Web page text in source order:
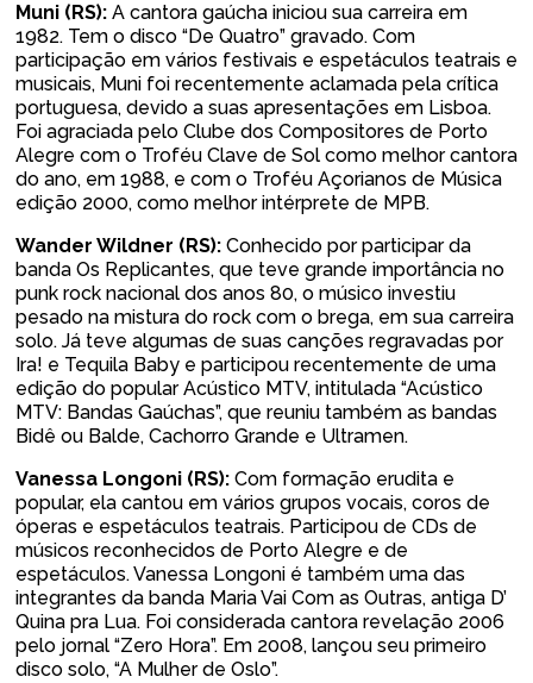
Muni (RS): A cantora gaúcha iniciou sua carreira em
1982. Tem o disco “De Quatro” gravado. Com
participação em vários festivais e espetáculos teatrais e
musicais, Muni foi recentemente aclamada pela crítica
portuguesa, devido a suas apresentações em Lisboa.
Foi agraciada pelo Clube dos Compositores de Porto
Alegre com o Troféu Clave de Sol como melhor cantora
do ano, em 1988, e com o Troféu Açorianos de Música
edição 2000, como melhor intérprete de MPB.
Wander Wildner (RS): Conhecido por participar da
banda Os Replicantes, que teve grande importância no
punk rock nacional dos anos 80, o músico investiu
pesado na mistura do rock com o brega, em sua carreira
solo. Já teve algumas de suas canções regravadas por
Ira! e Tequila Baby e participou recentemente de uma
edição do popular Acústico MTV, intitulada “Acústico
MTV: Bandas Gaúchas”, que reuniu também as bandas
Bidê ou Balde, Cachorro Grande e Ultramen.
Vanessa Longoni (RS): Com formação erudita e
popular, ela cantou em vários grupos vocais, coros de
óperas e espetáculos teatrais. Participou de CDs de
músicos reconhecidos de Porto Alegre e de
espetáculos. Vanessa Longoni é também uma das
integrantes da banda Maria Vai Com as Outras, antiga D’
Quina pra Lua. Foi considerada cantora revelação 2006
pelo jornal “Zero Hora”. Em 2008, lançou seu primeiro
disco solo, “A Mulher de Oslo”.